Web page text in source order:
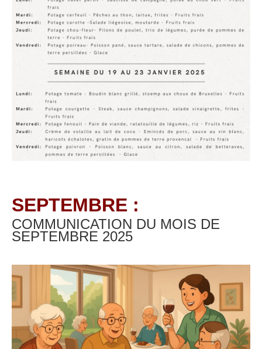
SEPTEMBRE :
COMMUNICATION DU MOIS DE
SEPTEMBRE 2025